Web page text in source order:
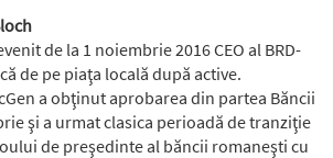
de la 1 noiembrie 2016 CEO al BRD-
de pe piaţa locală după active.
a obţinut aprobarea din partea Băncii
şi a urmat clasica perioadă de tranziţie
de preşedinte al băncii romaneşti cu